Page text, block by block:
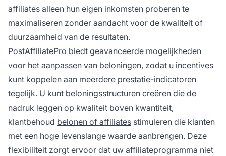
affiliates alleen hun eigen inkomsten proberen te
maximaliseren zonder aandacht voor de kwaliteit of
duurzaamheid van de resultaten.
PostAffiliatePro biedt geavanceerde mogelijkheden
voor het aanpassen van beloningen, zodat u incentives
kunt koppelen aan meerdere prestatie-indicatoren
tegelijk. U kunt beloningsstructuren creëren die de
nadruk leggen op kwaliteit boven kwantiteit,
klantbehoud belonen of affiliates stimuleren die klanten
met een hoge levenslange waarde aanbrengen. Deze
flexibiliteit zorgt ervoor dat uw affiliateprogramma niet